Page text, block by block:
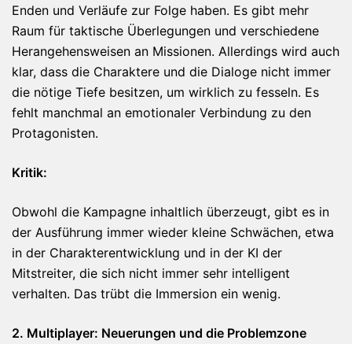
Enden und Verläufe zur Folge haben. Es gibt mehr
Raum für taktische Überlegungen und verschiedene
Herangehensweisen an Missionen. Allerdings wird auch
klar, dass die Charaktere und die Dialoge nicht immer
die nötige Tiefe besitzen, um wirklich zu fesseln. Es
fehlt manchmal an emotionaler Verbindung zu den
Protagonisten.
Kritik:
Obwohl die Kampagne inhaltlich überzeugt, gibt es in
der Ausführung immer wieder kleine Schwächen, etwa
in der Charakterentwicklung und in der KI der
Mitstreiter, die sich nicht immer sehr intelligent
verhalten. Das trübt die Immersion ein wenig.
2. Multiplayer: Neuerungen und die Problemzone